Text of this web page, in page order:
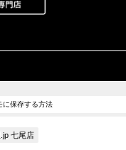
に保存する方法
七尾店